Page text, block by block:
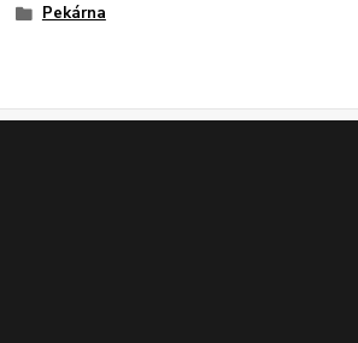
Pekárna